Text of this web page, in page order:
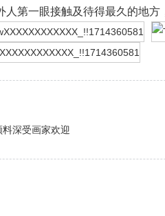
人第一眼接触及待得最久的地方
深受画家欢迎